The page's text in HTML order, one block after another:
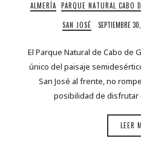
ALMERÍA PARQUE NATURAL CABO
SAN JOSÉ
SEPTIEMBRE
El Parque Natural de Cabo de
único del paisaje
San José al frente, no
posibilidad de
LEER